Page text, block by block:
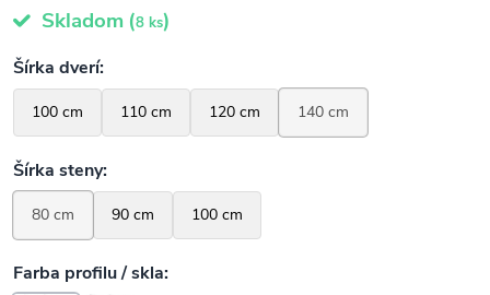
Skladom (8 ks)